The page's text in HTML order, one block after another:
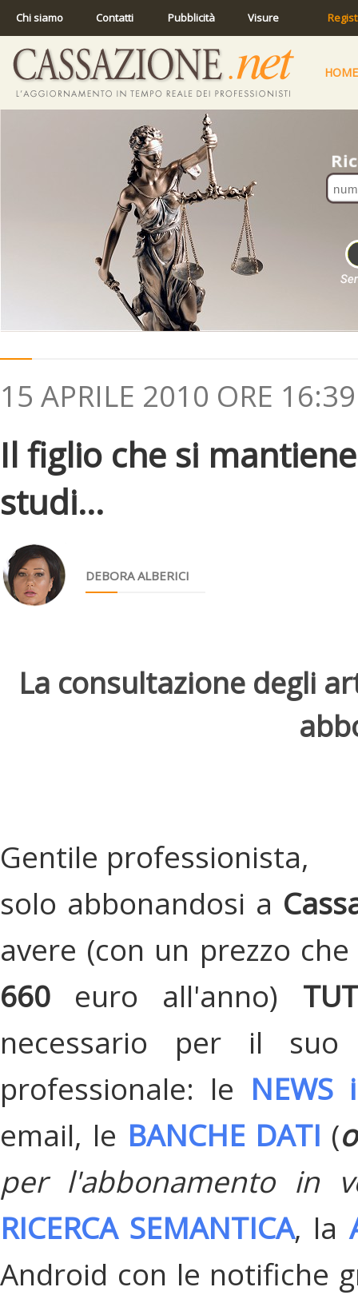
Chi siamo Contatti Pubblicità Visure
HOME
15 APRILE 2010 ORE 16:39
Il figlio che si
studi...
DEBORA ALBERICI
La consultazione degli
Gentile professionista,
solo abbonandosi a
avere (con un prezzo
660 euro all'anno)
necessario per il suo
professionale: le
email, le BANCHE DATI (
per l'abbonamento in
RICERCA SEMANTICA, la
Android con le notifiche